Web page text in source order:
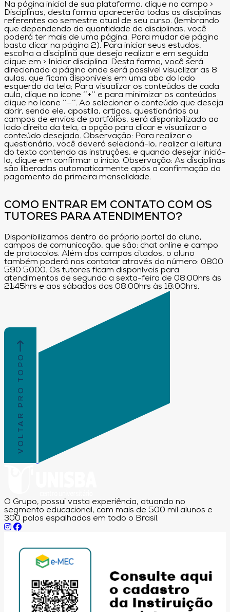
Na página inicial de sua plataforma, clique no campo >
Disciplinas, desta forma aparecerão todas as disciplinas
referentes ao semestre atual de seu curso. (lembrando
que dependendo da quantidade de disciplinas, você
poderá ter mais de uma página. Para mudar de página
basta clicar na página 2). Para iniciar seus estudos,
escolha a disciplina que deseja realizar e em seguida
clique em > Iniciar disciplina. Desta forma, você será
direcionado a página onde será possível visualizar as 8
aulas, que ficam disponíveis em uma aba do lado
esquerdo da tela; Para visualizar os conteúdos de cada
aula, clique no ícone ‘’+’’ e para minimizar os conteúdos
clique no ícone ‘’–‘’. Ao selecionar o conteúdo que deseja
abrir, sendo ele, apostila, artigos, questionários ou
campos de envios de portfólios, será disponibilizado ao
lado direito da tela, a opção para clicar e visualizar o
conteúdo desejado. Observação: Para realizar o
questionário, você deverá selecioná-lo, realizar a leitura
do texto contendo as instruções, e quando desejar iniciá-
lo, clique em confirmar o início. Observação: As disciplinas
são liberadas automaticamente após a confirmação do
pagamento da primeira mensalidade.
COMO ENTRAR EM CONTATO COM OS
TUTORES PARA ATENDIMENTO?
Disponibilizamos dentro do próprio portal do aluno,
campos de comunicação, que são: chat online e campo
de protocolos. Além dos campos citados, o aluno
também poderá nos contatar através do número: 0800
590 5000. Os tutores ficam disponíveis para
atendimentos de segunda a sexta-feira de 08:00hrs às
21:45hrs e aos sábados das 08:00hrs às 18:00hrs.
VOLTAR PRO TOPO
O Grupo, possui vasta experiência, atuando no
segmento educacional, com mais de 500 mil alunos e
300 polos espalhados em todo o Brasil.